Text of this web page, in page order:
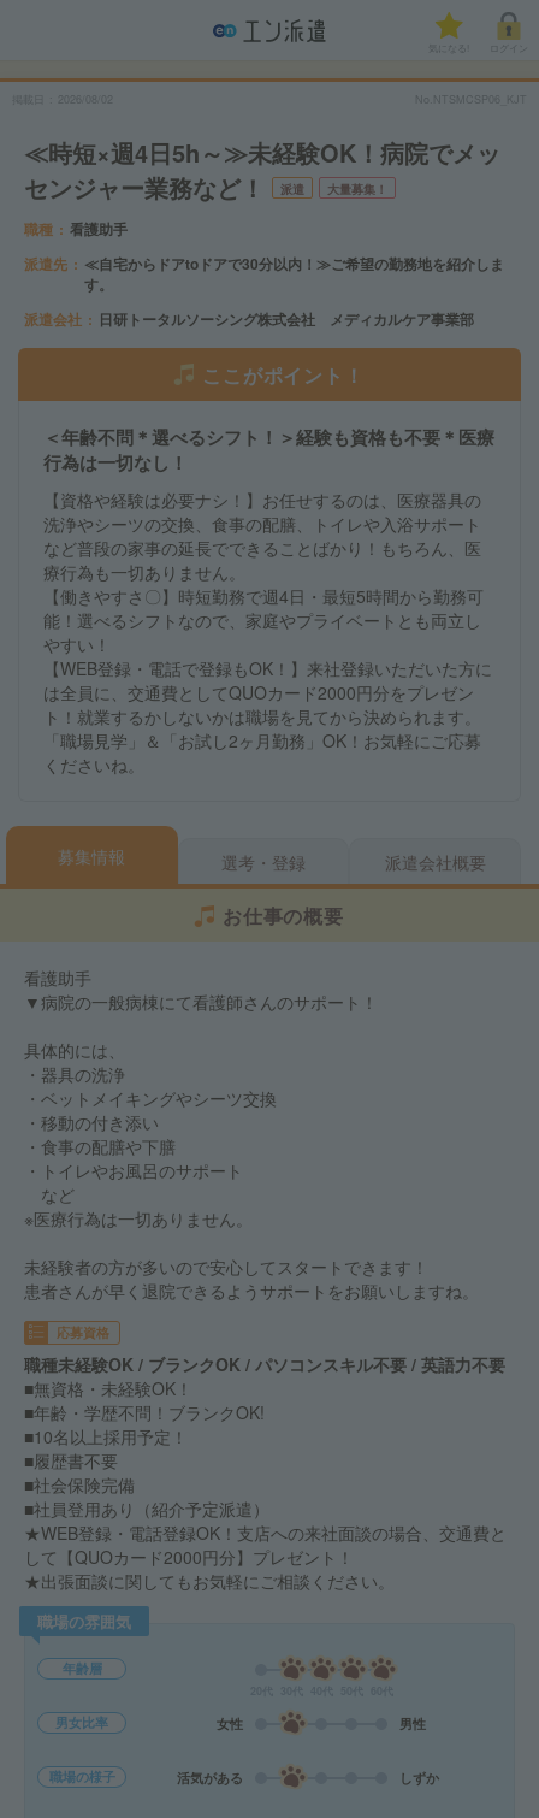
気になる!
No.NTSMCSP06_KJT
≪時短×週4日5h～≫未経験OK！病院でメッ
センジャー業務など！
派遣 大量募集！
職種
看護助手
派遣先
≪自宅からドアtoドアで30分以内！≫ご希望の勤務地を紹介しま
す。
派遣会社
日研トータルソーシング株式会社 メディカルケア事業部
ここがポイント！
＜年齢不問＊選べるシフト！＞経験も資格も不要＊医療
行為は一切なし！
【資格や経験は必要ナシ！】お任せするのは、医療器具の
洗浄やシーツの交換、食事の配膳、トイレや入浴サポート
など普段の家事の延長でできることばかり！もちろん、医
療行為も一切ありません。
【働きやすさ〇】時短勤務で週4日・最短5時間から勤務可
能！選べるシフトなので、家庭やプライベートとも両立し
やすい！
【WEB登録・電話で登録もOK！】来社登録いただいた方に
は全員に、交通費としてQUOカード2000円分をプレゼン
ト！就業するかしないかは職場を見てから決められます。
「職場見学」＆「お試し2ヶ月勤務」OK！お気軽にご応募
くださいね。
募集情報 選考・登録 派遣会社概要
お仕事の概要
看護助手
▼病院の一般病棟にて看護師さんのサポート！
具体的には、
・器具の洗浄
・ベットメイキングやシーツ交換
・移動の付き添い
・食事の配膳や下膳
・トイレやお風呂のサポート
など
※医療行為は一切ありません。
未経験者の方が多いので安心してスタートできます！
患者さんが早く退院できるようサポートをお願いしますね。
応募資格
職種未経験OK / ブランクOK / パソコンスキル不要 / 英語力不要
■無資格・未経験OK！
■年齢・学歴不問！ブランクOK!
■10名以上採用予定！
■履歴書不要
■社会保険完備
■社員登用あり（紹介予定派遣）
★WEB登録・電話登録OK！支店への来社面談の場合、交通費と
して【QUOカード2000円分】プレゼント！
★出張面談に関してもお気軽にご相談ください。
職場の雰囲気
年齢層
男女比率 女性 男性
職場の様子 活気がある しずか